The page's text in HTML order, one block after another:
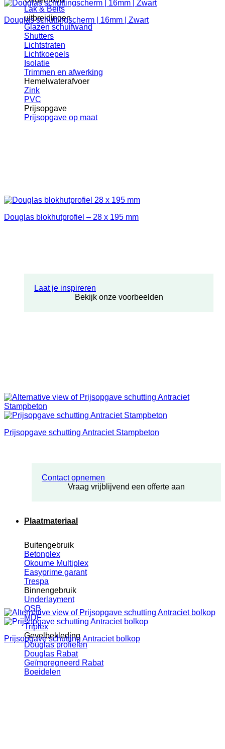
Lak & Beits
uitbreidingen
Glazen schuifwand
Shutters
Lichtstraten
Lichtkoepels
Isolatie
Trimmen en afwerking
Hemelwaterafvoer
Zink
PVC
Prijsopgave
Prijsopgave op maat
Laat je inspireren
Bekijk onze voorbeelden
Contact opnemen
Vraag vrijblijvend een offerte aan
Plaatmateriaal
Buitengebruik
Betonplex
Okoume Multiplex
Easyprime garant
Trespa
Binnengebruik
Underlayment
OSB
MDF
Triplex
Gevelbekleding
Douglas profielen
Douglas Rabat
Geïmpregneerd Rabat
Boeidelen
Douglas schuttingscherm | 16mm | Zwart
Douglas blokhutprofiel – 28 x 195 mm
Prijsopgave schutting Antraciet Stampbeton
Prijsopgave schutting Antraciet bolkop